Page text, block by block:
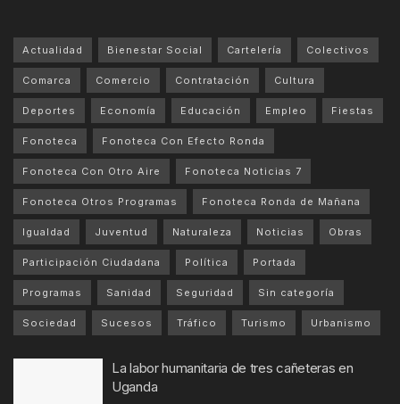
Actualidad Bienestar Social Cartelería Colectivos
Comarca Comercio Contratación Cultura
Deportes Economía Educación Empleo Fiestas
Fonoteca Fonoteca Con Efecto Ronda
Fonoteca Con Otro Aire Fonoteca Noticias 7
Fonoteca Otros Programas Fonoteca Ronda de Mañana
Igualdad Juventud Naturaleza Noticias Obras
Participación Ciudadana Política Portada
Programas Sanidad Seguridad Sin categoría
Sociedad Sucesos Tráfico Turismo Urbanismo
La labor humanitaria de tres cañeteras en
Uganda